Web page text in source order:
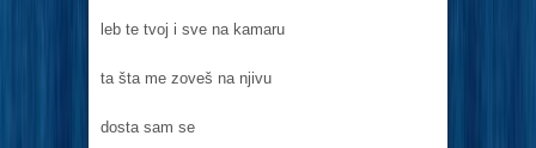
leb te tvoj i sve na kamaru
ta šta me zoveš na njivu
dosta sam se